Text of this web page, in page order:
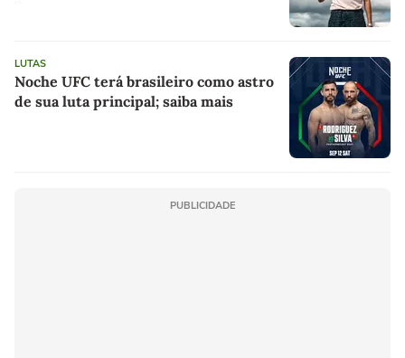
LUTAS
Noche UFC terá brasileiro como astro
de sua luta principal; saiba mais
PUBLICIDADE